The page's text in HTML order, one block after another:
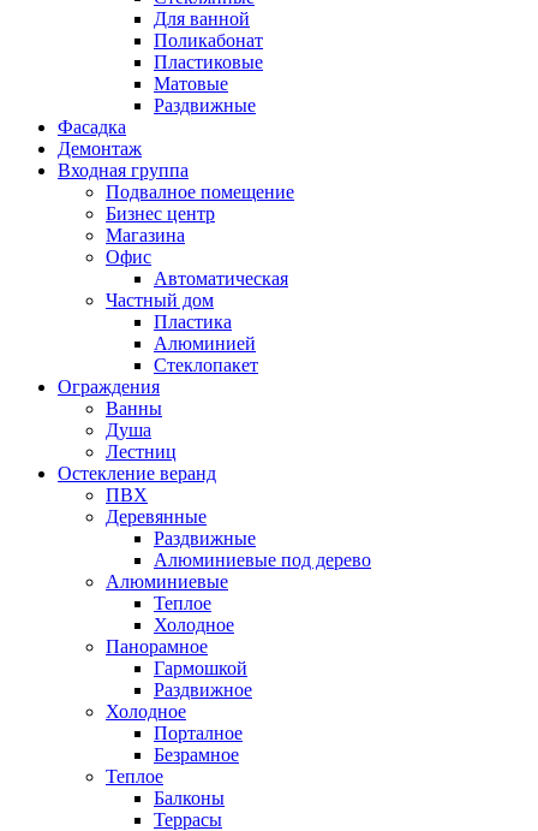
Для ванной
Поликабонат
Пластиковые
Матовые
Раздвижные
Фасадка
Демонтаж
Входная группа
Подвалное помещение
Бизнес центр
Магазина
Офис
Автоматическая
Частный дом
Пластика
Алюминией
Стеклопакет
Ограждения
Ванны
Душа
Лестниц
Остекление веранд
ПВХ
Деревянные
Раздвижные
Алюминиевые под дерево
Алюминиевые
Теплое
Холодное
Панорамное
Гармошкой
Раздвижное
Холодное
Порталное
Безрамное
Теплое
Балконы
Террасы